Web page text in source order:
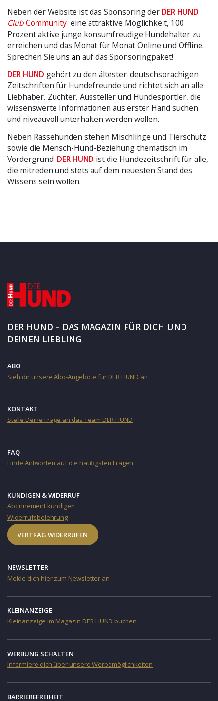
Neben der Website ist das Sponsoring der DER HUND
ClubCommunity eine attraktive Möglichkeit, 100
Prozent aktive junge konsumfreudige Hundehalter zu
erreichen und das Monat für Monat Online und Offline.
Sprechen Sie uns an auf das Sponsoringpaket!
DER HUND gehört zu den ältesten deutschsprachigen
Zeitschriften für Hundefreunde und richtet sich an alle
Liebhaber, Züchter, Aussteller und Hundesportler, die
wissenswerte Informationen aus erster Hand suchen
und niveauvoll unterhalten werden wollen.
Neben Rassehunden stehen Mischlinge und Tierschutz
sowie die Mensch-Hund-Beziehung thematisch im
Vordergrund. DER HUND ist die Hundezeitschrift für alle,
die mitreden und stets auf dem neuesten Stand des
Wissens sein wollen.
DER HUND – DAS MAGAZIN FÜR DICH UND
DEINEN LIEBLING
ABO
Sieh dir unsere Abo-Angebote für DER HUND an
KONTAKT
Stelle Deine Frage an das Team DER HUND
FAQ
Finde Antworten auf die häufigsten Fragen
KÜNDIGEN & WIDERRUF
Abonnement kündigen
Widerrufsbelehrung
VERTRAG WIDERRUFEN
NEWSLETTER
Melde dich hier zum Newsletter an
KLEINANZEIGE
Kleinanzeige im Magazin DER HUND buchen
WERBUNG SCHALTEN
Informiere dich über unsere Werbemöglichkeiten
BARRIEREFREIHEIT